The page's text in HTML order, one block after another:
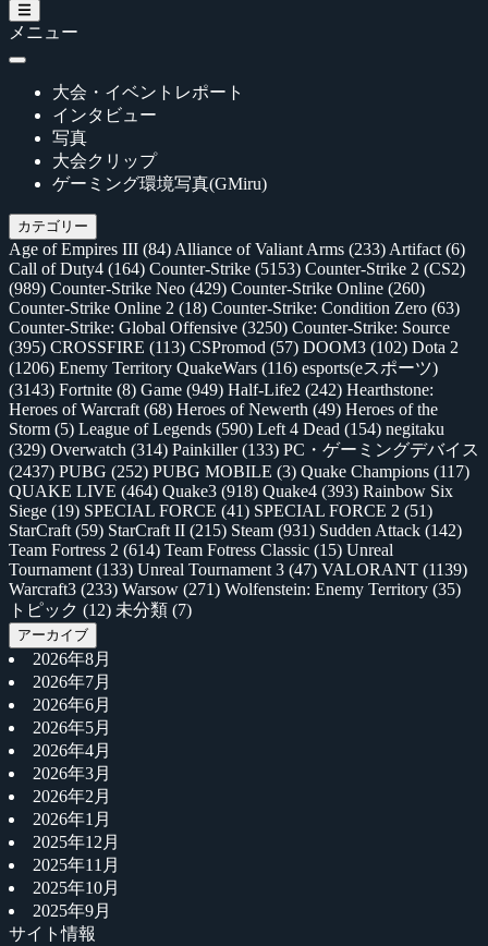
メニュー
大会・イベントレポート
インタビュー
写真
大会クリップ
ゲーミング環境写真(GMiru)
カテゴリー
Age of Empires III (84) Alliance of Valiant Arms (233) Artifact (6)
Call of Duty4 (164) Counter-Strike (5153) Counter-Strike 2 (CS2)
(989) Counter-Strike Neo (429) Counter-Strike Online (260)
Counter-Strike Online 2 (18) Counter-Strike: Condition Zero (63)
Counter-Strike: Global Offensive (3250) Counter-Strike: Source
(395) CROSSFIRE (113) CSPromod (57) DOOM3 (102) Dota 2
(1206) Enemy Territory QuakeWars (116) esports(eスポーツ)
(3143) Fortnite (8) Game (949) Half-Life2 (242) Hearthstone:
Heroes of Warcraft (68) Heroes of Newerth (49) Heroes of the
Storm (5) League of Legends (590) Left 4 Dead (154) negitaku
(329) Overwatch (314) Painkiller(133) PC・ゲーミングデバイス
(2437) PUBG (252) PUBG MOBILE (3) Quake Champions (117)
QUAKE LIVE (464) Quake3 (918) Quake4 (393) Rainbow Six
Siege (19) SPECIAL FORCE (41) SPECIAL FORCE 2 (51)
StarCraft (59) StarCraft II (215) Steam (931) Sudden Attack (142)
Team Fortress 2 (614) Team Fotress Classic (15) Unreal
Tournament (133) Unreal Tournament 3 (47) VALORANT (1139)
Warcraft3 (233) Warsow (271) Wolfenstein: Enemy Territory (35)
トピック (12) 未分類 (7)
アーカイブ
2026年8月
2026年7月
2026年6月
2026年5月
2026年4月
2026年3月
2026年2月
2026年1月
2025年12月
2025年11月
2025年10月
2025年9月
サイト情報